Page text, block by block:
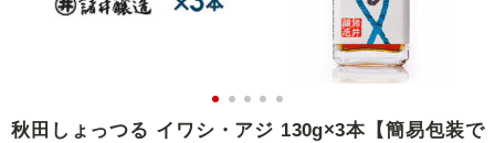
お礼の品をカテゴリや金額で絞り込み
ランキング
秋田しょっつる イワシ・アジ 130g×3本【簡易包装で